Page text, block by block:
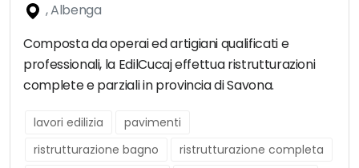
, Albenga
Composta da operai ed artigiani qualificati e
professionali, la EdilCucaj effettua ristrutturazioni
complete e parziali in provincia di Savona.
lavori edilizia
pavimenti
ristrutturazione bagno
ristrutturazione completa